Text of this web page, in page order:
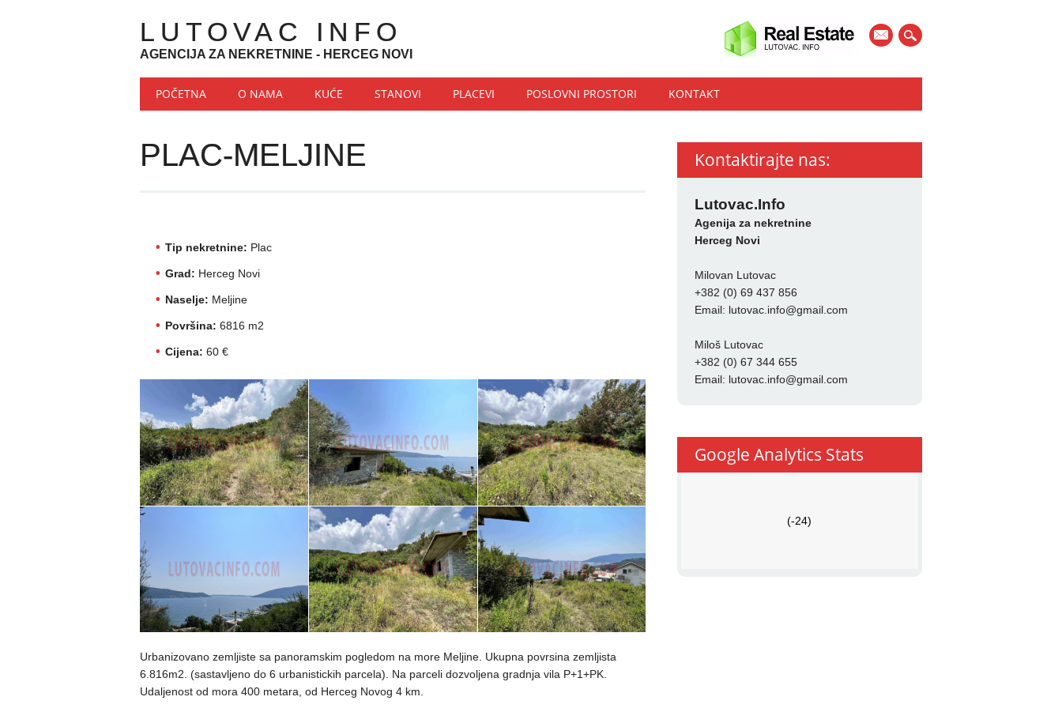
mail
LUTOVAC INFO
AGENCIJA ZA NEKRETNINE - HERCEG NOVI
Main menu
Skip to content
POČETNA O NAMA KUĆE STANOVI PLACEVI POSLOVNI PROSTORI KONTAKT
PLAC-MELJINE
Tip nekretnine: Plac
Grad: Herceg Novi
Naselje: Meljine
Površina: 6816 m2
Cijena: 60 €
Urbanizovano zemljiste sa panoramskim pogledom na more Meljine. Ukupna povrsina zemljista
6.816m2. (sastavljeno do 6 urbanistickih parcela). Na parceli dozvoljena gradnja vila P+1+PK.
Udaljenost od mora 400 metara, od Herceg Novog 4 km.
Kontaktirajte nas:
Lutovac.Info
Agenija za nekretnine
Herceg Novi
Milovan Lutovac
+382 (0) 69 437 856
Email: lutovac.info@gmail.com
Miloš Lutovac
+382 (0) 67 344 655
Email: lutovac.info@gmail.com
Google Analytics Stats
(-24)